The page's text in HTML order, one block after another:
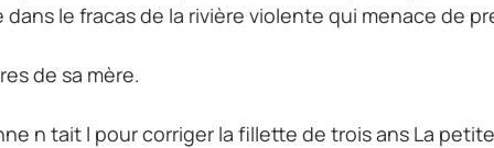
dans le fracas de la rivière violente qui menace de
de sa mère.
n tait l pour corriger la fillette de trois ans La